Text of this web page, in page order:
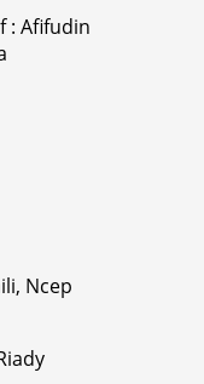
: Afifudin
Ncep